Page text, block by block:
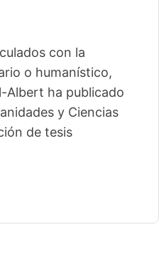
con la
o humanístico,
Albert ha publicado
y Ciencias
de tesis